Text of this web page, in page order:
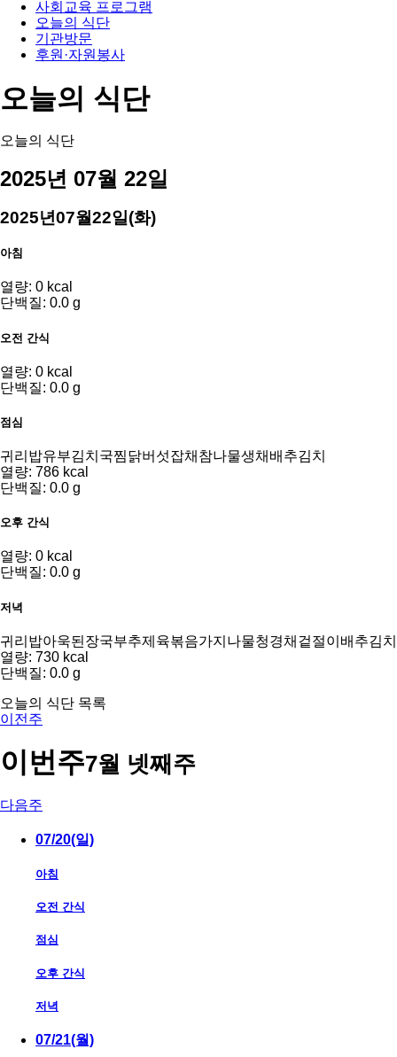
사회교육 프로그램
오늘의 식단
기관방문
후원·자원봉사
오늘의 식단
오늘의 식단
2025년 07월 22일
2025년07월22일 (화)
아침
열량: 0 kcal
단백질: 0.0 g
오전 간식
열량: 0 kcal
단백질: 0.0 g
점심
귀리밥유부김치국찜닭버섯잡채 참나물생채 배추김치
열량: 786 kcal
단백질: 0.0 g
오후 간식
열량: 0 kcal
단백질: 0.0 g
저녁
귀리밥아욱된장국부추제육볶음가지나물청경채겉절이 배추김치
열량: 730 kcal
단백질: 0.0 g
오늘의 식단 목록
이전주
이번주7월 넷째주
다음주
07/20(일)
아침
오전 간식
점심
오후 간식
저녁
07/21(월)